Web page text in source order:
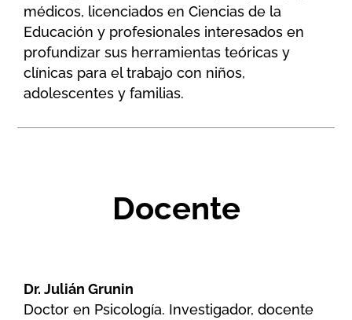
médicos, licenciados en Ciencias de la
Educación y profesionales interesados en
profundizar sus herramientas teóricas y
clínicas para el trabajo con niños,
adolescentes y familias.
Docente
Dr. Julián Grunin
Doctor en Psicología. Investigador, docente